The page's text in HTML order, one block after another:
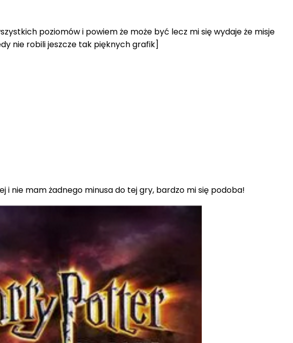
poziomów i powiem że może być lecz mi się wydaje że misje
nie robili jeszcze tak pięknych grafik]
i nie mam żadnego minusa do tej gry, bardzo mi się podoba!